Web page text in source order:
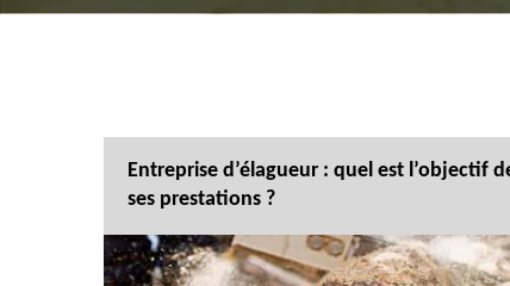
Entreprise d’élagueur : quel est l’objectif
ses prestations ?